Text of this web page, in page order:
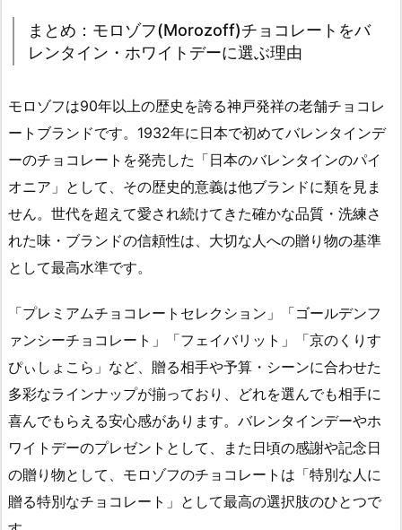
まとめ：モロゾフ(Morozoff)チョコレートをバ
レンタイン・ホワイトデーに選ぶ理由
モロゾフは90年以上の歴史を誇る神戸発祥の老舗チョコレ
ートブランドです。1932年に日本で初めてバレンタインデ
ーのチョコレートを発売した「日本のバレンタインのパイ
オニア」として、その歴史的意義は他ブランドに類を見ま
せん。世代を超えて愛され続けてきた確かな品質・洗練さ
れた味・ブランドの信頼性は、大切な人への贈り物の基準
として最高水準です。
「プレミアムチョコレートセレクション」「ゴールデンフ
ァンシーチョコレート」「フェイバリット」「京のくりす
ぴぃしょこら」など、贈る相手や予算・シーンに合わせた
多彩なラインナップが揃っており、どれを選んでも相手に
喜んでもらえる安心感があります。バレンタインデーやホ
ワイトデーのプレゼントとして、また日頃の感謝や記念日
の贈り物として、モロゾフのチョコレートは「特別な人に
贈る特別なチョコレート」として最高の選択肢のひとつで